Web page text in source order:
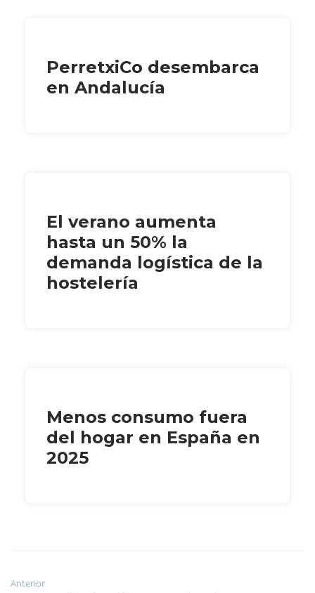
PerretxiCo desembarca
en Andalucía
El verano aumenta
hasta un 50% la
demanda logística de la
hostelería
Menos consumo fuera
del hogar en España en
2025
Anterior